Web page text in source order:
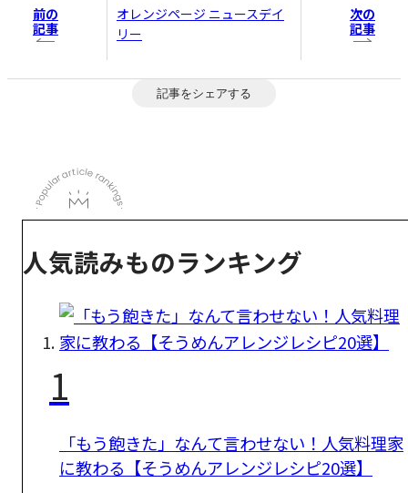
前の
記事
オレンジページ ニュースデイ
リー
次の
記事
記事をシェアする
人気読みものランキング
1
「もう飽きた」なんて言わせない！人気料理家
に教わる【そうめんアレンジレシピ20選】